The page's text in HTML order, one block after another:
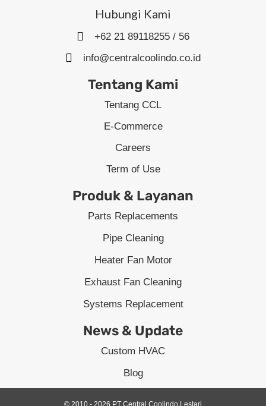
Hubungi Kami
+62 21 89118255 / 56
info@centralcoolindo.co.id
Tentang Kami
Tentang CCL
E-Commerce
Careers
Term of Use
Produk & Layanan
Parts Replacements
Pipe Cleaning
Heater Fan Motor
Exhaust Fan Cleaning
Systems Replacement
News & Update
Custom HVAC
Blog
© 2010 - 2026 PT Central Coolindo Lestari